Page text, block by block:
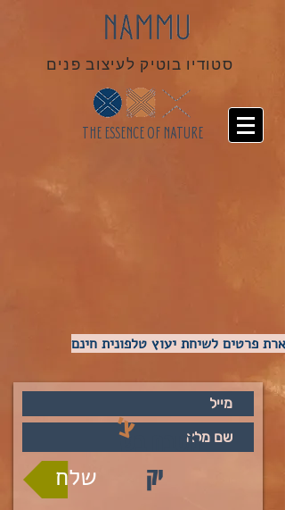
THE ESSENCE OF NATURE
פרטים לשיחת יעוץ טלפונית חינם
שלח
מטבח בש
יק
צ'